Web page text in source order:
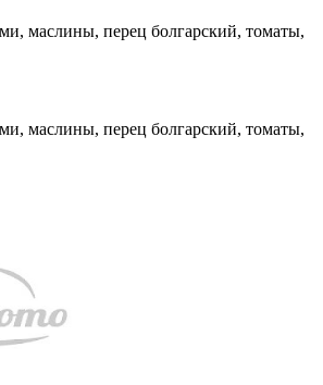
маслины, перец болгарский, томаты,
маслины, перец болгарский, томаты,